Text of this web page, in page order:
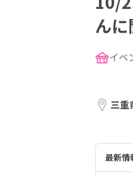
んに
イベ
三重
最新情